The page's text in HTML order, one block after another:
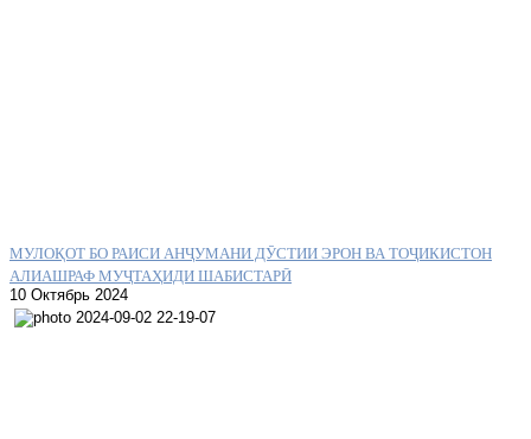
МУЛОҚОТ БО РАИСИ АНҶУМАНИ ДӮСТИИ ЭРОН ВА ТОҶИКИСТОН
АЛИАШРАФ МУҶТАҲИДИ ШАБИСТАРӢ
10 Октябрь 2024